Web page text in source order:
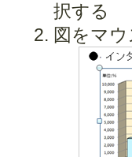
択する
図をマ